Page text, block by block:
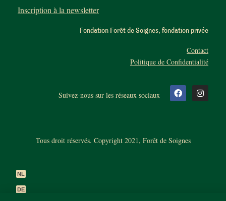
Inscription à la newsletter
Fondation Forêt de Soignes, fondation privée
Contact
Politique de Confidentialité
Suivez-nous sur les réseaux sociaux
Tous droit réservés. Copyright 2021, Forêt de Soignes
NL
DE